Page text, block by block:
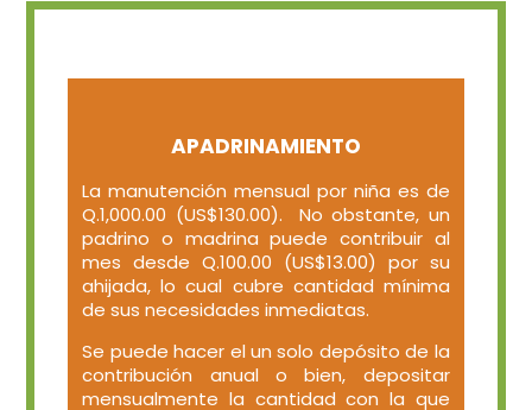
APADRINAMIENTO
La manutención mensual por niña es de
Q.1,000.00 (US$130.00). No obstante, un
padrino o madrina puede contribuir al
mes desde Q.100.00 (US$13.00) por su
ahijada, lo cual cubre cantidad mínima
de sus necesidades inmediatas.
Se puede hacer el un solo depósito de la
contribución anual o bien, depositar
mensualmente la cantidad con la que